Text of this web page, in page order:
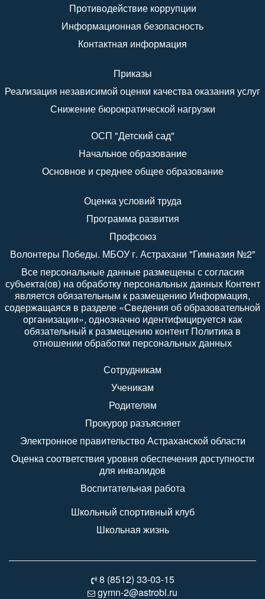
Противодействие коррупции
Информационная безопасность
Контактная информация
Приказы
Реализация независимой оценки качества оказания услуг
Снижение бюрократической нагрузки
ОСП "Детский сад"
Начальное образование
Основное и среднее общее образование
Оценка условий труда
Программа развития
Профсоюз
Волонтеры Победы. МБОУ г. Астрахани "Гимназия №2"
Все персональные данные размещены с согласия
субъекта(ов) на обработку персональных данных Контент
является обязательным к размещению Информация,
содержащаяся в разделе «Сведения об образовательной
организации», однозначно идентифицируется как
обязательный к размещению контент Политика в
отношении обработки персональных данных
Сотрудникам
Ученикам
Родителям
Прокурор разъясняет
Электронное правительство Астраханской области
Оценка соответствия уровня обеспечения доступности
для инвалидов
Воспитательная работа
Школьный спортивный клуб
Школьная жизнь
8 (8512) 33-03-15
gymn-2@astrobl.ru